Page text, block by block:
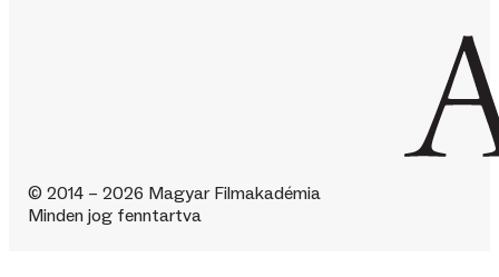
© 2014 – 2026 Magyar Filmakadémia
Minden jog fenntartva